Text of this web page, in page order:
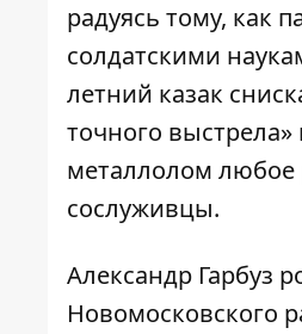
радуясь тому, как
солдатскими
летний казак
точного
металлолом любое
сослуживцы.
Александр Гарбуз
Новомосковского